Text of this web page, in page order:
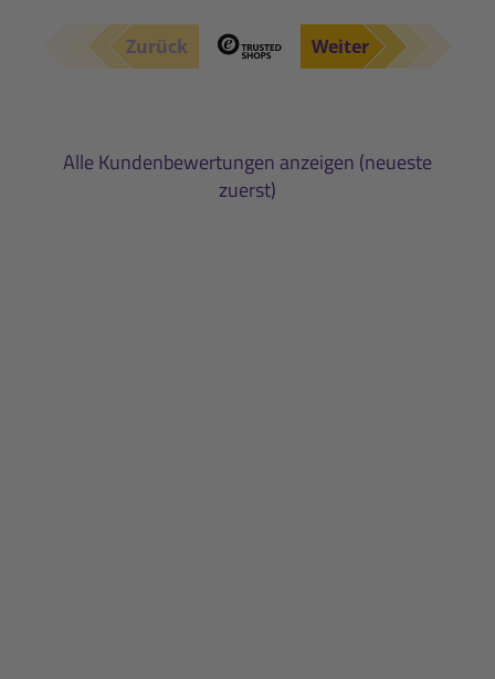
Zurück Weiter
Alle Kundenbewertungen anzeigen (neueste
zuerst)